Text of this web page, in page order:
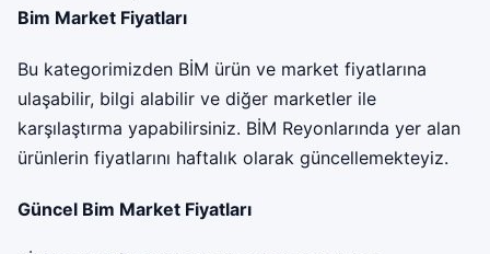
Bim Market Fiyatları
Bu kategorimizden BİM ürün ve market fiyatlarına
ulaşabilir, bilgi alabilir ve diğer marketler ile
karşılaştırma yapabilirsiniz. BİM Reyonlarında yer alan
ürünlerin fiyatlarını haftalık olarak güncellemekteyiz.
Güncel Bim Market Fiyatları